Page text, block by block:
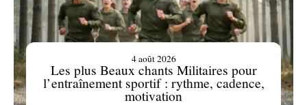
Les plus Beaux chants Militaires pour
l’entraînement sportif : rythme, cadence,
motivation
4 août 2026